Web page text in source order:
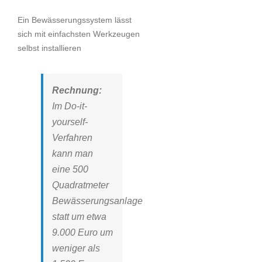
Ein Bewässerungssystem lässt
sich mit einfachsten Werkzeugen
selbst installieren
Rechnung:
Im Do-it-
yourself-
Verfahren
kann man
eine 500
Quadratmeter
Bewässerungsanlage
statt um etwa
9.000 Euro um
weniger als